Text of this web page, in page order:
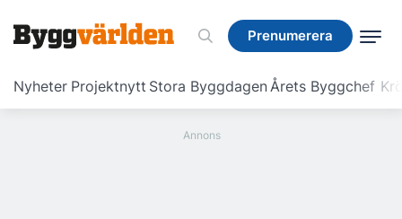
Prenumerera
Nyheter Projektnytt Stora ByggdagenÅrets Byggchef
Prenumerera